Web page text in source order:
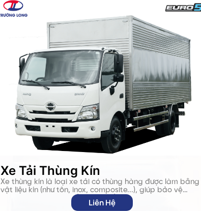
Xe Tải Thùng Kín
Xe thùng kín là loại xe tải có thùng hàng được làm bằng
vật liệu kín (như tôn, inox, composite...), giúp bảo vệ
hàng hóa khỏi mưa nắng, bụi bẩn và tác động bên
ngoài. Loại xe này thích hợp để chở các mặt hàng kị
Liên Hệ